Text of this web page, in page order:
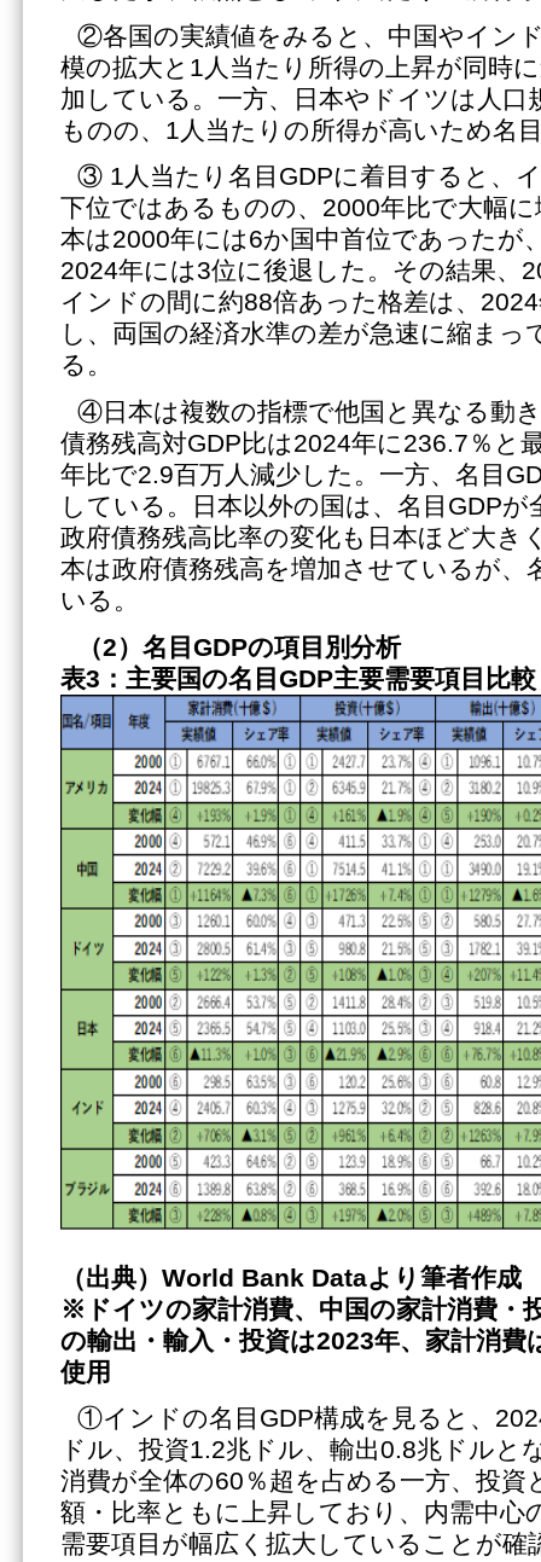
②各国の実績値をみると、中国やイン
模の拡大と1人当たり所得の上昇が同時
加している。一方、日本やドイツは人口
ものの、1人当たりの所得が高いため名
③ 1人当たり名目GDPに着目すると、
下位ではあるものの、2000年比で大幅
本は2000年には6か国中首位であったが
2024年には3位に後退した。その結果、
インドの間に約88倍あった格差は、
し、両国の経済水準の差が急速に縮まっ
る。
④日本は複数の指標で他国と異なる動
債務残高対GDP比は2024年に236.7％と
年比で2.9百万人減少した。一方、名目
している。日本以外の国は、名目GDP
政府債務残高比率の変化も日本ほど大き
本は政府債務残高を増加させているが、
いる。
（2）名目 GDPの項目別分析
表3：主要国の名目GDP主要需要項目比
（出典） World Bank Dataより筆者作成
※ドイツの家計消費、中国の家計消費・
の輸出・輸入・投資は2023年、家計消費
使用
①インドの名目GDP構成を見ると、
ドル、投資1.2兆ドル、輸出0.8兆ドルと
消費が全体の60％超を占める一方、投資
額・比率ともに上昇しており、内需中心
需要項目が幅広く拡大していることが確